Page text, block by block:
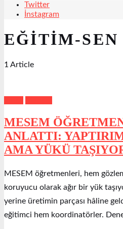
Twitter
İnstagram
EĞİTİM-SEN
1 Article
MESEM
ANLATTI:
AMA YÜKÜ
MESEM öğretmenleri, hem
koruyucu olarak ağır bir yük
yerine üretimin parçası hâline
eğitimci hem koordinatörler.